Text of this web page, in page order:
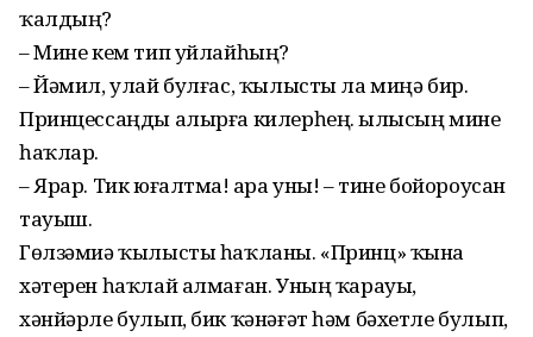
ҡалдың?
– Мине кем тип уйлайһың?
– Йәмил, улай булғас, ҡылысты ла миңә бир.
Принцессаңды алырға килерһең. Ҡылысың мине
һаҡлар.
– Ярар. Тик юғалтма! Ҡара уны! – тине бойороусан
тауыш.
Гөлзәмиә ҡылысты һаҡланы. «Принц» ҡына
хәтерен һаҡлай алмаған. Уның ҡарауы,
хәнйәрле булып, бик ҡәнәғәт һәм бәхетле булып,